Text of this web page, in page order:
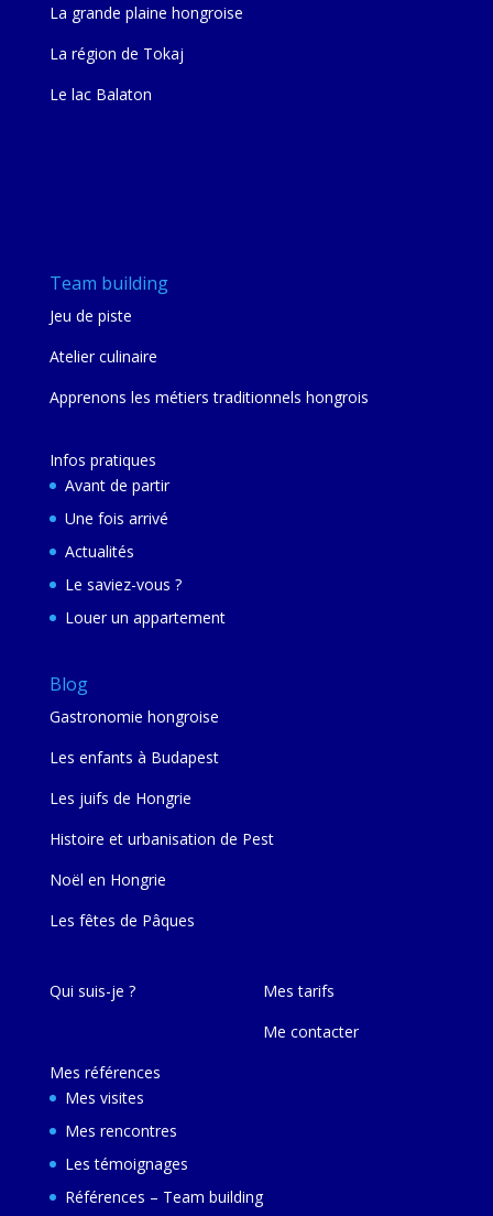
La grande plaine hongroise
La région de Tokaj
Le lac Balaton
Team building
Jeu de piste
Atelier culinaire
Apprenons les métiers traditionnels hongrois
Infos pratiques
Avant de partir
Une fois arrivé
Actualités
Le saviez-vous ?
Louer un appartement
Blog
Gastronomie hongroise
Les enfants à Budapest
Les juifs de Hongrie
Histoire et urbanisation de Pest
Noël en Hongrie
Les fêtes de Pâques
Qui suis-je ?
Mes références
Mes visites
Mes rencontres
Les témoignages
Références – Team building
Mes tarifs
Me contacter